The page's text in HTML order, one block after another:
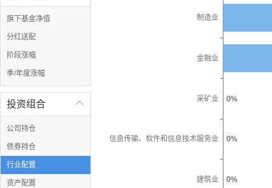
旗下基金净值
分红送配
阶段涨幅
季/年度涨幅

投资组合
公司持仓
债券持仓
行业配置
资产配置 建筑业
信息传输、软件和信息技术服务业
采矿业
金融业
制造业
0%
0%
0%